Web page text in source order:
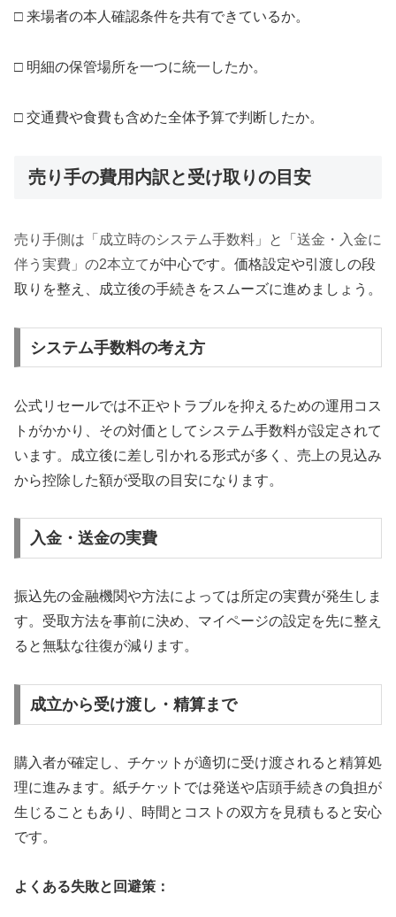
□ 来場者の本人確認条件を共有できているか。
□ 明細の保管場所を一つに統一したか。
□ 交通費や食費も含めた全体予算で判断したか。
売り手の費用内訳と受け取りの目安
売り手側は「成立時のシステム手数料」と「送金・入金に
伴う実費」の2本立てが中心です。価格設定や引渡しの段
取りを整え、成立後の手続きをスムーズに進めましょう。
システム手数料の考え方
公式リセールでは不正やトラブルを抑えるための運用コス
トがかかり、その対価としてシステム手数料が設定されて
います。成立後に差し引かれる形式が多く、売上の見込み
から控除した額が受取の目安になります。
入金・送金の実費
振込先の金融機関や方法によっては所定の実費が発生しま
す。受取方法を事前に決め、マイページの設定を先に整え
ると無駄な往復が減ります。
成立から受け渡し・精算まで
購入者が確定し、チケットが適切に受け渡されると精算処
理に進みます。紙チケットでは発送や店頭手続きの負担が
生じることもあり、時間とコストの双方を見積もると安心
です。
よくある失敗と回避策：